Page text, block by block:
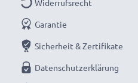
Widerrufsrecht
Garantie
Sicherheit & Zertifikate
Datenschutzerklärung